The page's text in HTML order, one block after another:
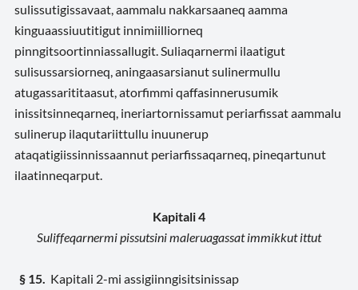
sulissutigissavaat, aammalu nakkarsaaneq aamma
kinguaassiuutitigut innimiilliorneq
pinngitsoortinniassallugit. Suliaqarnermi ilaatigut
sulisussarsiorneq, aningaasarsianut sulinermullu
atugassarititaasut, atorfimmi qaffasinnerusumik
inissitsinneqarneq, ineriartornissamut periarfissat aammalu
sulinerup ilaqutariittullu inuunerup
ataqatigiissinnissaannut periarfissaqarneq, pineqartunut
ilaatinneqarput.
Kapitali 4
Suliffeqarnermi pissutsini maleruagassat immikkut ittut
§ 15. Kapitali 2-mi assigiinngisitsinissap